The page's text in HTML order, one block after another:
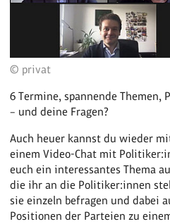
© privat
6 Termine, spannende
– und deine Fragen?
Auch heuer kannst du wieder
einem Video-Chat mit
euch ein interessantes Thema
die ihr an die Politiker:innen
sie einzeln befragen und dabei
Positionen der Parteien zu